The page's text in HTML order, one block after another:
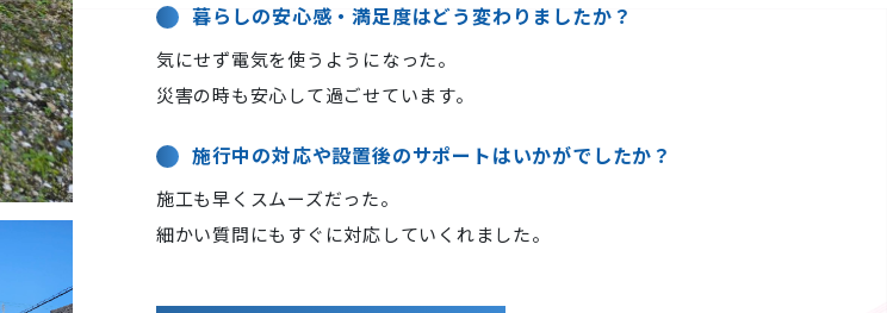
暮らしの安心感・満足度はどう変わりましたか？
気にせず電気を使うようになった。
災害の時も安心して過ごせています。
施行中の対応や設置後のサポートはいかがでしたか？
施工も早くスムーズだった。
細かい質問にもすぐに対応していくれました。